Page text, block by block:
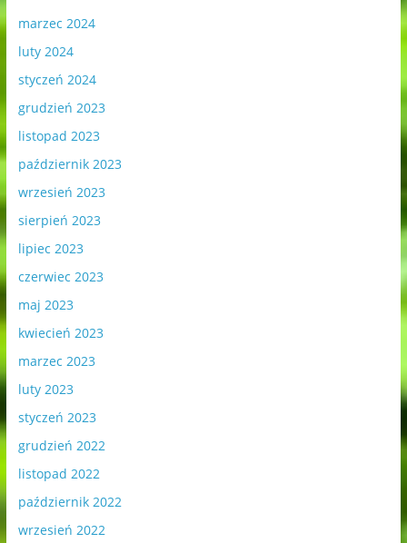
marzec 2024
luty 2024
styczeń 2024
grudzień 2023
listopad 2023
październik 2023
wrzesień 2023
sierpień 2023
lipiec 2023
czerwiec 2023
maj 2023
kwiecień 2023
marzec 2023
luty 2023
styczeń 2023
grudzień 2022
listopad 2022
październik 2022
wrzesień 2022